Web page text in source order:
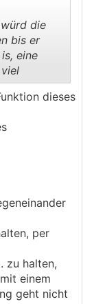
die
bis er
eine
dieses
per
zu halten,
einem
geht nicht